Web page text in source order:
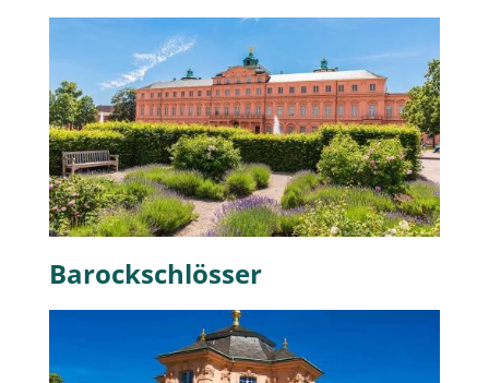
Barockschlösser